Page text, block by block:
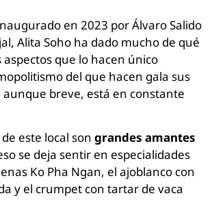
en 2023 por Álvaro Salido
Alita Soho ha dado mucho de qué
aspectos que lo hacen único
del que hacen gala sus
aunque breve, está en constante
este local son grandes amantes
se deja sentir en especialidades
Ko Pha Ngan, el ajoblanco con
y el crumpet con tartar de vaca